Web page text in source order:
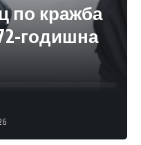
по кражба
годишна